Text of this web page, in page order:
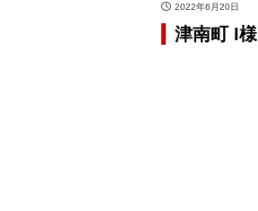
2022年6月20日
津南町 I様